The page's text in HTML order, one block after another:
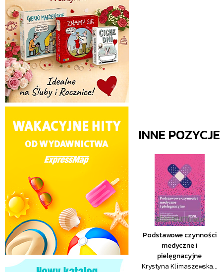
INNE
Podstawowe czynności
medyczne i
pielęgnacyjne
Krystyna Klimaszewska...